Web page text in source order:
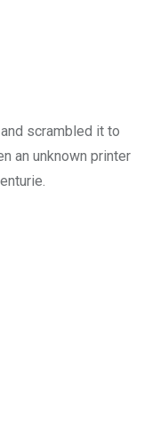
scrambled it to
an unknown printer